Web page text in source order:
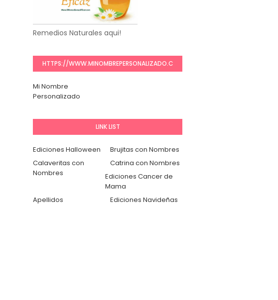
Remedios Naturales aqui!
HTTPS://WWW.MINOMBREPERSONALIZADO.C
Mi Nombre
Personalizado
LINK LIST
Ediciones Halloween
Brujitas con Nombres
Calaveritas con
Nombres
Catrina con Nombres
Ediciones Cancer de
Mama
Ediciones Navideñas
Apellidos